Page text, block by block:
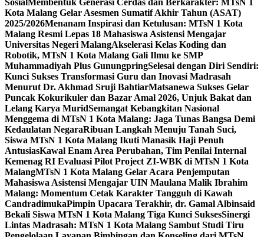
Sosial Membentuk Generasi Cerdas dan Berkarakter: MTsN 1
Kota Malang Gelar Asesmen Sumatif Akhir Tahun (ASAT)
2025/2026Menanam Inspirasi dan Ketulusan: MTsN 1 Kota
Malang Resmi Lepas 18 Mahasiswa Asistensi Mengajar
Universitas Negeri MalangAkselerasi Kelas Koding dan
Robotik, MTsN 1 Kota Malang Gali Ilmu ke SMP
Muhammadiyah Plus GunungpringSelesai dengan Diri Sendiri:
Kunci Sukses Transformasi Guru dan Inovasi Madrasah
Menurut Dr. Akhmad Sruji BahtiarMatsanewa Sukses Gelar
Puncak Kokurikuler dan Bazar Amal 2026, Unjuk Bakat dan
Lelang Karya MuridSemangat Kebangkitan Nasional
Menggema di MTsN 1 Kota Malang: Jaga Tunas Bangsa Demi
Kedaulatan NegaraRibuan Langkah Menuju Tanah Suci,
Siswa MTsN 1 Kota Malang Ikuti Manasik Haji Penuh
AntusiasKawal Enam Area Perubahan, Tim Penilai Internal
Kemenag RI Evaluasi Pilot Project ZI-WBK di MTsN 1 Kota
MalangMTsN 1 Kota Malang Gelar Acara Penjemputan
Mahasiswa Asistensi Mengajar UIN Maulana Malik Ibrahim
Malang: Momentum Cetak Karakter Tangguh di Kawah
CandradimukaPimpin Upacara Terakhir, dr. Gamal Albinsaid
Bekali Siswa MTsN 1 Kota Malang Tiga Kunci SuksesSinergi
Lintas Madrasah: MTsN 1 Kota Malang Sambut Studi Tiru